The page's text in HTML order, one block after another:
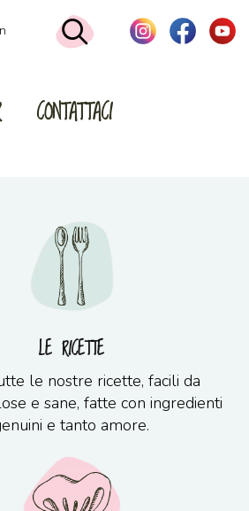
CONTATTACI
LE RICETTE
le nostre ricette, facili da
e sane, fatte con ingredienti
e tanto amore.